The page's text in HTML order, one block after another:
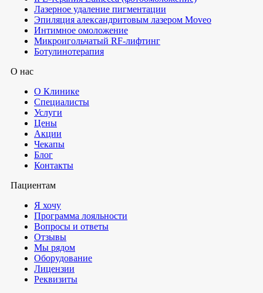
Лазерное удаление пигментации
Эпиляция александритовым лазером Moveo
Интимное омоложение
Микроигольчатый RF-лифтинг
Ботулинотерапия
О нас
О Клинике
Специалисты
Услуги
Цены
Акции
Чекапы
Блог
Контакты
Пациентам
Я хочу
Программа лояльности
Вопросы и ответы
Отзывы
Мы рядом
Оборудование
Лицензии
Реквизиты